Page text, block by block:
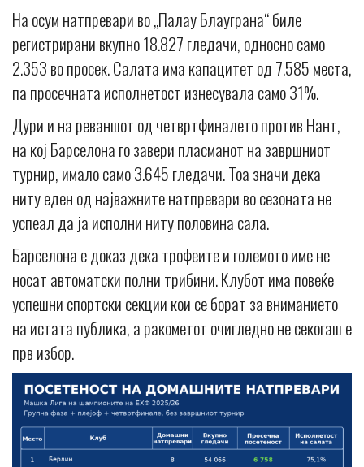
На осум натпревари во „Палау Блауграна“ биле
регистрирани вкупно 18.827 гледачи, односно само
2.353 во просек. Салата има капацитет од 7.585 места,
па просечната исполнетост изнесувала само 31%.
Дури и на реваншот од четвртфиналето против Нант,
на кој Барселона го завери пласманот на завршниот
турнир, имало само 3.645 гледачи. Тоа значи дека
ниту еден од најважните натпревари во сезоната не
успеал да ја исполни ниту половина сала.
Барселона е доказ дека трофеите и големото име не
носат автоматски полни трибини. Клубот има повеќе
успешни спортски секции кои се борат за вниманието
на истата публика, а ракометот очигледно не секогаш е
прв избор.